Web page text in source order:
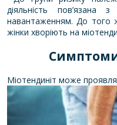
діяльність пов’язана
навантаженням. До того
жінки хворіють на
Міотендиніт може